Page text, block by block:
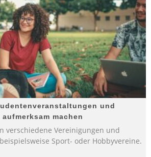
und
machen
verschiedene Vereinigungen und
Sport- oder Hobbyvereine.